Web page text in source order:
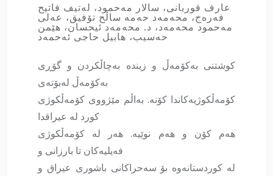
عارف قوربانی، سالار مەحمود، لەتیف فاتیح
فەرەج، محەمەد حەمە ساڵح تۆفیق، عەلی
مەحمود محەمەد، د. محەمەد ئیحسان، هێمن
حەسیب، هابیل حاجی ئەحمەد
کوشتنی بەکۆمەڵ و زیندە بەچاڵکردن و گۆڕی
بەکۆمەڵ لەبۆتەی
کۆمەڵکوژیەکاندا کۆنە. بەاڵم مێژووی کۆمەڵکوژی
کورد لە عیراقدا
هەم کۆن و هەم نوێیە. هەر لە کۆمەڵکوژی
فەیلیەکان تا بارزانی و
لە کوردستانەوە بۆ سەحراکانی باشوری عیراق و